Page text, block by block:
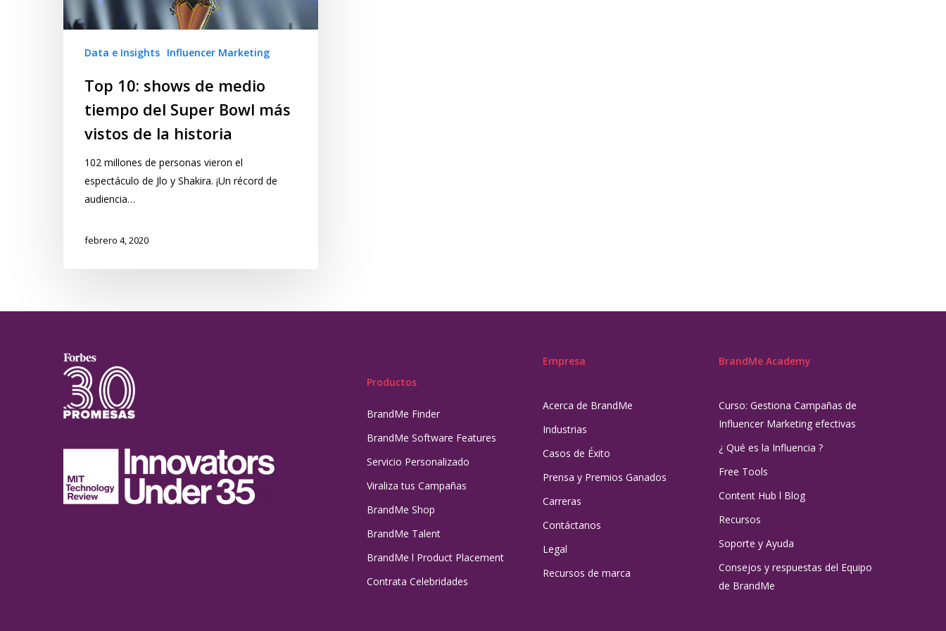
Data e Insights Influencer Marketing
Top 10: shows de medio
tiempo del Super Bowl más
vistos de la historia
102 millones de personas vieron el
espectáculo de Jlo y Shakira. ¡Un récord de
audiencia…
febrero 4, 2020
Productos
BrandMe Finder
BrandMe Software Features
Servicio Personalizado
Viraliza tus Campañas
BrandMe Shop
BrandMe Talent
BrandMe l Product Placement
Contrata Celebridades
Empresa
Acerca de BrandMe
Industrias
Casos de Éxito
Prensa y Premios Ganados
Carreras
Contáctanos
Legal
Recursos de marca
BrandMe Academy
Curso: Gestiona Campañas de
Influencer Marketing efectivas
¿ Qué es la Influencia ?
Free Tools
Content Hub l Blog
Recursos
Soporte y Ayuda
Consejos y respuestas del Equipo
de BrandMe